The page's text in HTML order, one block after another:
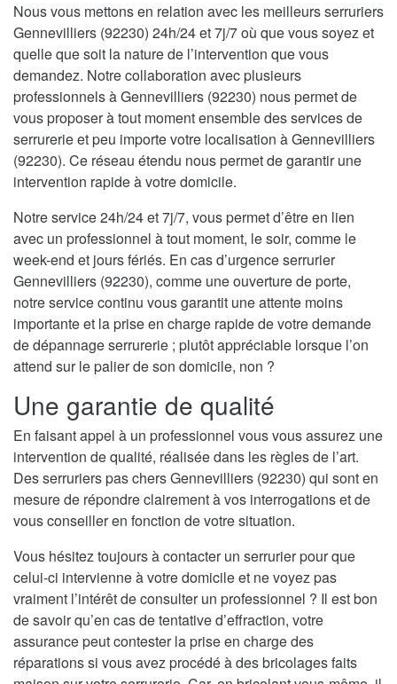
Nous vous mettons en relation avec les meilleurs serruriers
Gennevilliers (92230) 24h/24 et 7j/7 où que vous soyez et
quelle que soit la nature de l’intervention que vous
demandez. Notre collaboration avec plusieurs
professionnels à Gennevilliers (92230) nous permet de
vous proposer à tout moment ensemble des services de
serrurerie et peu importe votre localisation à Gennevilliers
(92230). Ce réseau étendu nous permet de garantir une
intervention rapide à votre domicile.
Notre service 24h/24 et 7j/7, vous permet d’être en lien
avec un professionnel à tout moment, le soir, comme le
week-end et jours fériés. En cas d’urgence serrurier
Gennevilliers (92230), comme une ouverture de porte,
notre service continu vous garantit une attente moins
importante et la prise en charge rapide de votre demande
de dépannage serrurerie ; plutôt appréciable lorsque l’on
attend sur le palier de son domicile, non ?
Une garantie de qualité
En faisant appel à un professionnel vous vous assurez une
intervention de qualité, réalisée dans les règles de l’art.
Des serruriers pas chers Gennevilliers (92230) qui sont en
mesure de répondre clairement à vos interrogations et de
vous conseiller en fonction de votre situation.
Vous hésitez toujours à contacter un serrurier pour que
celui-ci intervienne à votre domicile et ne voyez pas
vraiment l’intérêt de consulter un professionnel ? Il est bon
de savoir qu’en cas de tentative d’effraction, votre
assurance peut contester la prise en charge des
réparations si vous avez procédé à des bricolages faits